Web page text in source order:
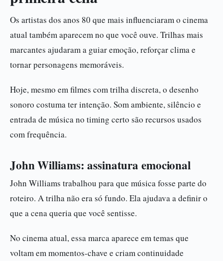
Os artistas dos anos 80 que mais influenciaram o cinema
atual também aparecem no que você ouve. Trilhas mais
marcantes ajudaram a guiar emoção, reforçar clima e
tornar personagens memoráveis.
Hoje, mesmo em filmes com trilha discreta, o desenho
sonoro costuma ter intenção. Som ambiente, silêncio e
entrada de música no timing certo são recursos usados
com frequência.
John Williams: assinatura emocional
John Williams trabalhou para que música fosse parte do
roteiro. A trilha não era só fundo. Ela ajudava a definir o
que a cena queria que você sentisse.
No cinema atual, essa marca aparece em temas que
voltam em momentos-chave e criam continuidade